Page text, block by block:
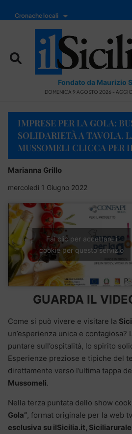
Cronache locali
Fondato da Maurizio
DOMENICA 9 AGOSTO 2026 -
IMPRESE PER LA GOLA:
SOLIDARIETÀ A TAVOLA.
MUSSOMELI CLICCA PER
Marianna Grillo
mercoledì 1 Giugno 2022
Fai clic per accettare i
cookie per questo servizio
GUARDA IL
Come si può vivere e visitare la
un’esperienza unica e contagiosa?
puntare sull’ospitalità, lo spirito
Esperienze preziose e tipiche del
direttamente verso l’ultima tappa
Mussomeli.
Nella terza puntata dello show
Gola”, format originale per la web
esclusiva su ilSicilia.it,